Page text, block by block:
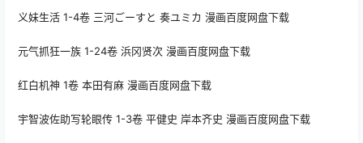
义妹生活 1-4卷 三河ごーすと 奏ユミカ 漫画百度网盘下载
元气抓狂一族 1-24卷 浜冈贤次 漫画百度网盘下载
红白机神 1卷 本田有麻 漫画百度网盘下载
宇智波佐助写轮眼传 1-3卷 平健史 岸本齐史 漫画百度网盘下载